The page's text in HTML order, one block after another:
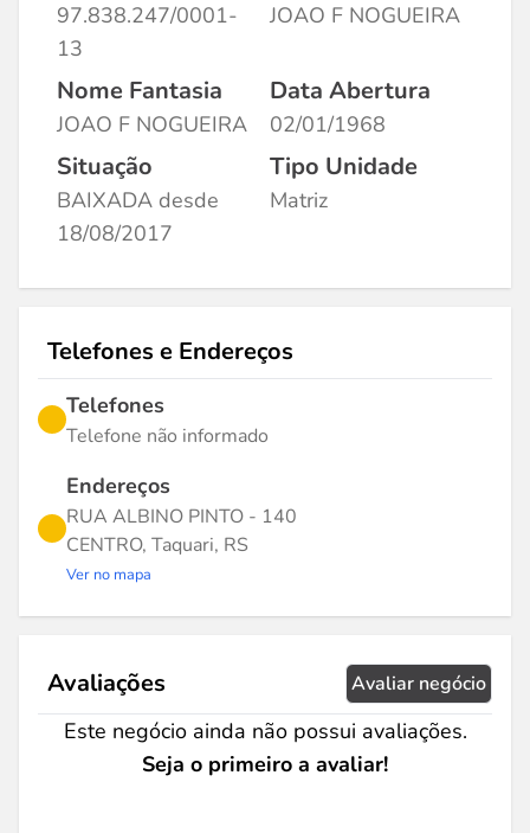
97.838.247/0001-
13
JOAO F NOGUEIRA
Nome Fantasia
JOAO F NOGUEIRA
Data Abertura
02/01/1968
Situação
BAIXADA desde
18/08/2017
Tipo Unidade
Matriz
Telefones e Endereços
Telefones
Telefone não informado
Endereços
RUA ALBINO PINTO - 140
CENTRO, Taquari, RS
Ver no mapa
Avaliações Avaliar negócio
Este negócio ainda não possui avaliações.
Seja o primeiro a avaliar!